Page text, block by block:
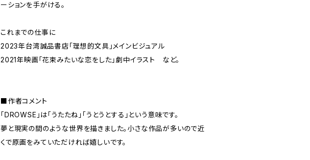
ーションを手がける。
これまでの仕事に
2023年台湾誠品書店「理想的文具」メインビジュアル
2021年映画「花束みたいな恋をした」劇中イラスト など。
■作者コメント
「DROWSE」は「うたたね」「うとうとする」という意味です。
夢と現実の間のような世界を描きました。小さな作品が多いので近
くで原画をみていただければ嬉しいです。